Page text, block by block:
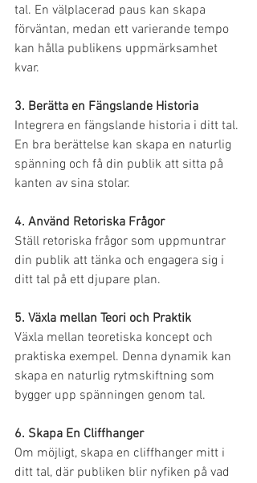
tal. En välplacerad paus kan skapa
förväntan, medan ett varierande tempo
kan hålla publikens uppmärksamhet
kvar.
3. Berätta en Fängslande Historia
Integrera en fängslande historia i ditt tal.
En bra berättelse kan skapa en naturlig
spänning och få din publik att sitta på
kanten av sina stolar.
4. Använd Retoriska Frågor
Ställ retoriska frågor som uppmuntrar
din publik att tänka och engagera sig i
ditt tal på ett djupare plan.
5. Växla mellan Teori och Praktik
Växla mellan teoretiska koncept och
praktiska exempel. Denna dynamik kan
skapa en naturlig rytmskiftning som
bygger upp spänningen genom tal.
6. Skapa En Cliffhanger
Om möjligt, skapa en cliffhanger mitt i
ditt tal, där publiken blir nyfiken på vad